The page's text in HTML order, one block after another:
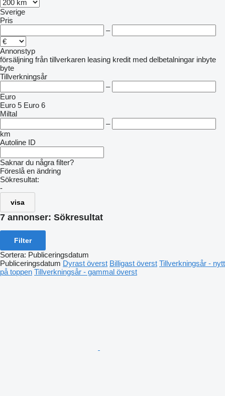
Sverige
Pris
–
Annonstyp
försäljning från tillverkaren leasing kredit med delbetalningar inbyte
byte
Tillverkningsår
–
Euro
Euro 5 Euro 6
Miltal
–
km
Autoline ID
Saknar du några filter?
Föreslå en ändring
Sökresultat:
-
visa
7 annonser: Sökresultat
Filter
Sortera: Publiceringsdatum
Publiceringsdatum Dyrast överst Billigast överst Tillverkningsår - nytt
på toppen Tillverkningsår - gammal överst